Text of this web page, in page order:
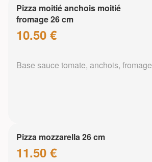
Pizza moitié anchois moitié
fromage 26 cm
10.50 €
Base sauce tomate, anchois, fromage
Pizza mozzarella 26 cm
11.50 €